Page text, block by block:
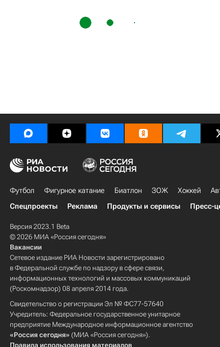
Футбол Фигурное катание Биатлон ЗОЖ Хоккей
Спецпроекты
Реклама Продукты и сервисы Пресс-
Версия 2023.1 Beta
© 2026 МИА «Россия сегодня»
Вакансии
Сетевое издание РИА Новости зарегистрировано
в Федеральной службе по надзору в сфере связи,
информационных технологий и массовых коммуникаций
(Роскомнадзор) 08 апреля 2014 года.
Свидетельство о регистрации Эл № ФС77-57640
Учредитель: Федеральное государственное унитарное
предприятие Международное информационное агентство
«Россия сегодня» (МИА «Россия сегодня»).
Правила использования материалов